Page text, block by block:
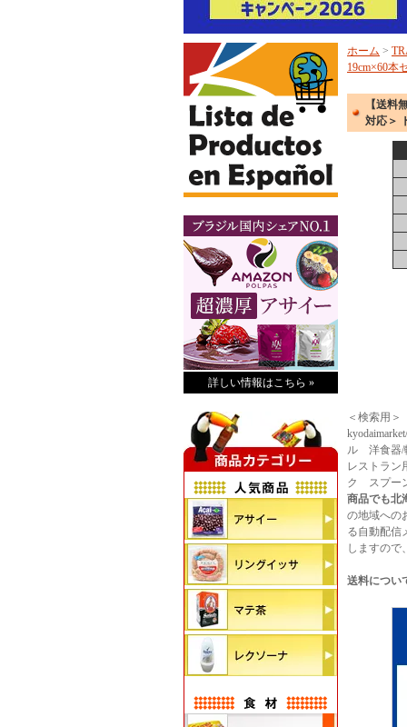
詳しい情報はこちら »
ホーム >
19cm×60本
【送料
対応＞
＜検索用＞
ル 洋食器/
レストラ
ク スプー
商品でも北
の地域への
る自動配信
しますので
送料につい